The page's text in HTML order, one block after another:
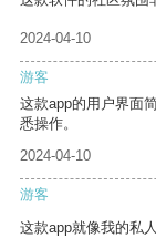
2024-04-10
游客
这款app的用户界面
悉操作。
2024-04-10
游客
这款app就像我的私